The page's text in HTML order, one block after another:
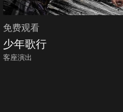
免费观看
少年歌行
客座演出